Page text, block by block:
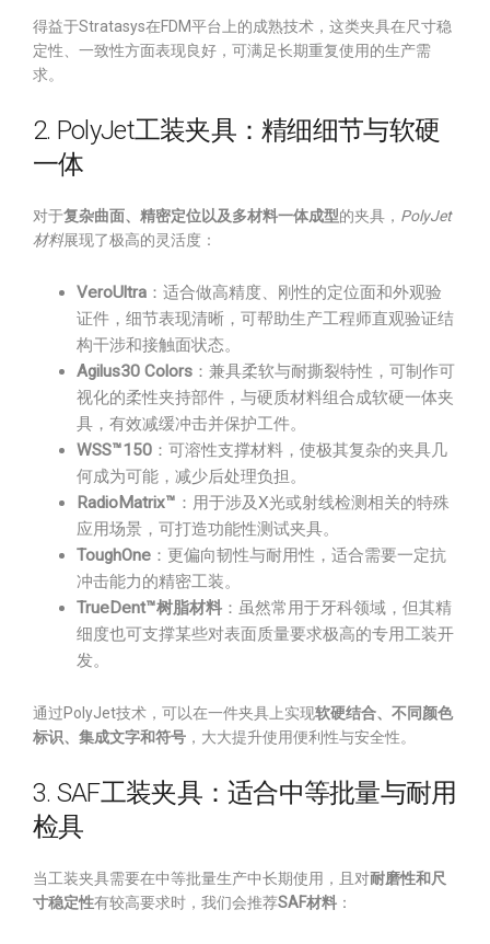
得益于Stratasys在FDM平台上的成熟技术，这类夹具在尺寸稳
定性、一致性方面表现良好，可满足长期重复使用的生产需
求。
2. PolyJet工装夹具：精细细节与软硬
一体
对于复杂曲面、精密定位以及多材料一体成型的夹具， PolyJet
材料展现了极高的灵活度：
VeroUltra ：适合做高精度、刚性的定位面和外观验
证件，细节表现清晰，可帮助生产工程师直观验证结
构干涉和接触面状态。
Agilus30 Colors ：兼具柔软与耐撕裂特性，可制作可
视化的柔性夹持部件，与硬质材料组合成软硬一体夹
具，有效减缓冲击并保护工件。
WSS™150 ：可溶性支撑材料，使极其复杂的夹具几
何成为可能，减少后处理负担。
RadioMatrix™ ：用于涉及X光或射线检测相关的特殊
应用场景，可打造功能性测试夹具。
ToughOne ：更偏向韧性与耐用性，适合需要一定抗
冲击能力的精密工装。
TrueDent™树脂材料 ：虽然常用于牙科领域，但其精
细度也可支撑某些对表面质量要求极高的专用工装开
发。
通过PolyJet技术，可以在一件夹具上实现软硬结合、不同颜色
标识、集成文字和符号 ，大大提升使用便利性与安全性。
3. SAF工装夹具：适合中等批量与耐用
检具
当工装夹具需要在中等批量生产中长期使用，且对耐磨性和尺
寸稳定性有较高要求时，我们会推荐SAF材料 ：